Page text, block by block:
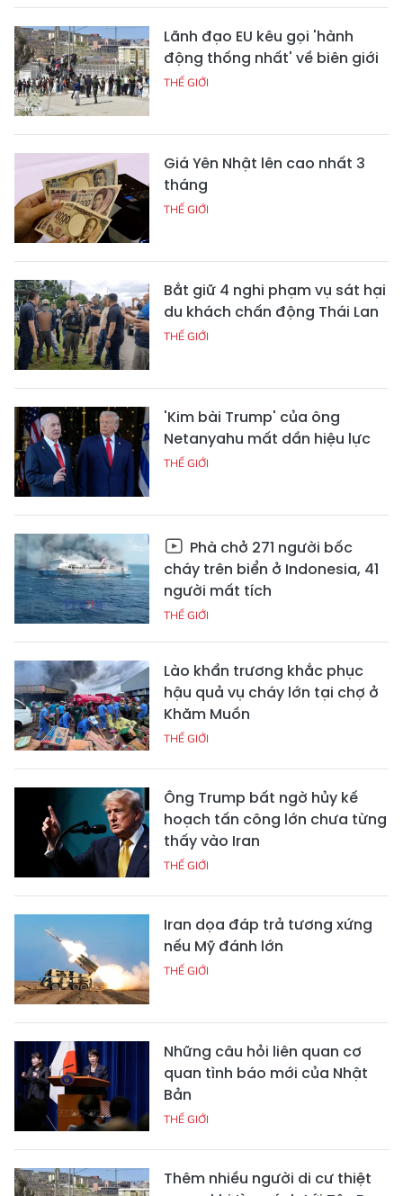
Lãnh đạo EU kêu gọi 'hành
động thống nhất' về biên giới
THẾ GIỚI
Giá Yên Nhật lên cao nhất 3
tháng
THẾ GIỚI
Bắt giữ 4 nghi phạm vụ sát hại
du khách chấn động Thái Lan
THẾ GIỚI
'Kim bài Trump' của ông
Netanyahu mất dần hiệu lực
THẾ GIỚI
Phà chở 271 người bốc
cháy trên biển ở Indonesia, 41
người mất tích
THẾ GIỚI
Lào khẩn trương khắc phục
hậu quả vụ cháy lớn tại chợ ở
Khăm Muồn
THẾ GIỚI
Ông Trump bất ngờ hủy kế
hoạch tấn công lớn chưa từng
thấy vào Iran
THẾ GIỚI
Iran dọa đáp trả tương xứng
nếu Mỹ đánh lớn
THẾ GIỚI
Những câu hỏi liên quan cơ
quan tình báo mới của Nhật
Bản
THẾ GIỚI
Thêm nhiều người di cư thiệt